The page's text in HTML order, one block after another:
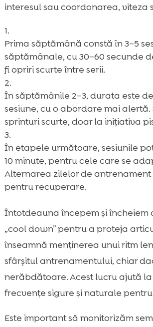
interesul sau coordonarea, viteza
Prima săptămână constă în 3–5
săptămânale, cu 30–60 secunde
fi opriri scurte între serii.
În săptămânile 2–3, durata este
sesiune, cu o abordare mai alertă.
sprinturi scurte, doar la inițiativa
În etapele următoare, sesiunile
10 minute, pentru cele care se
Alternarea zilelor de antrenament
pentru recuperare.
Întotdeauna începem și încheiem
„cool down” pentru a proteja
înseamnă menținerea unui ritm
sfârșitul antrenamentului, chiar
nerăbdătoare. Acest lucru ajută
frecvențe sigure și naturale
Este important să monitorizăm